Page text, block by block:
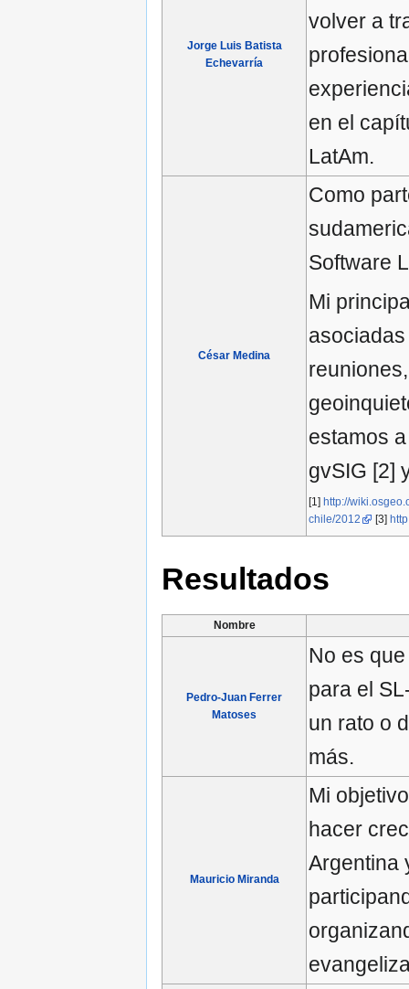
Jorge Luis Batista
Echevarría
volver a
en el
LatAm.
César Medina
Como
Software
Mi
estamos
gvSIG [2]
[1]http://
chile/2012
[3]
Resultados
Nombre
Pedro-Juan Ferrer
Matoses
No es
para el
un rato o
más.
Mauricio Miranda
Mi
hacer
Argentina